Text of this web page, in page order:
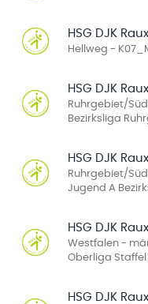
HSG DJK
Hellweg -
HSG DJK
Ruhrgebiet/
Bezirksliga
HSG DJK
Ruhrgebiet/
Jugend A
HSG DJK
Westfalen -
Oberliga Staffel
HSG DJK